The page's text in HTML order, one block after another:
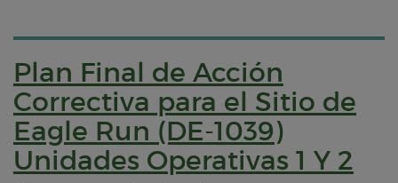
Plan Final de Acción
Correctiva para el Sitio de
Eagle Run (DE-1039)
Unidades Operativas 1 Y 2